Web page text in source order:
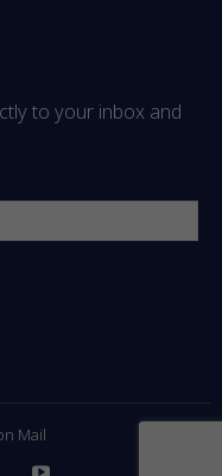
to your inbox and
Mail